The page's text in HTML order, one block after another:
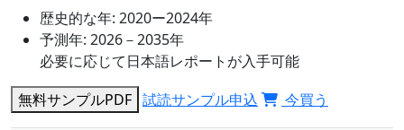
歴史的な年: 2020ー2024年
予測年: 2026－2035年
必要に応じて日本語レポートが入手可能
無料サンプルPDF 試読サンプル申込 今買う